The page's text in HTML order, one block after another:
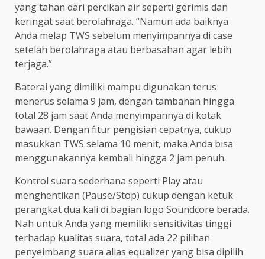
yang tahan dari percikan air seperti gerimis dan
keringat saat berolahraga. “Namun ada baiknya
Anda melap TWS sebelum menyimpannya di case
setelah berolahraga atau berbasahan agar lebih
terjaga.”
Baterai yang dimiliki mampu digunakan terus
menerus selama 9 jam, dengan tambahan hingga
total 28 jam saat Anda menyimpannya di kotak
bawaan. Dengan fitur pengisian cepatnya, cukup
masukkan TWS selama 10 menit, maka Anda bisa
menggunakannya kembali hingga 2 jam penuh.
Kontrol suara sederhana seperti Play atau
menghentikan (Pause/Stop) cukup dengan ketuk
perangkat dua kali di bagian logo Soundcore berada.
Nah untuk Anda yang memiliki sensitivitas tinggi
terhadap kualitas suara, total ada 22 pilihan
penyeimbang suara alias equalizer yang bisa dipilih